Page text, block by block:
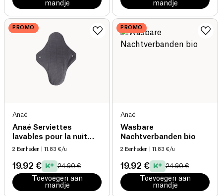
mandje
mandje
PROMO
Anaé
Anaé Serviettes
lavables pour la nuit
Cercles bio
2 Eenheden | 11.83 €/u
19.92 € 24.90 €
Toevoegen aan
mandje
PROMO
Anaé
Wasbare
Nachtverbanden bio
2 Eenheden | 11.83 €/u
19.92 € 24.90 €
Toevoegen aan
mandje